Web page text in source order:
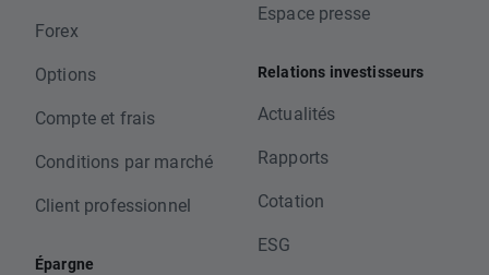
Forex
Options
Compte et frais
Conditions par marché
Client professionnel
Épargne
Espace presse
Relations investisseurs
Actualités
Rapports
Cotation
ESG